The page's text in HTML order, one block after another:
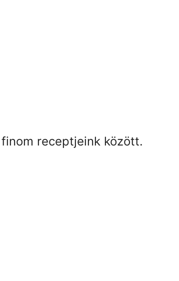
receptjeink között.